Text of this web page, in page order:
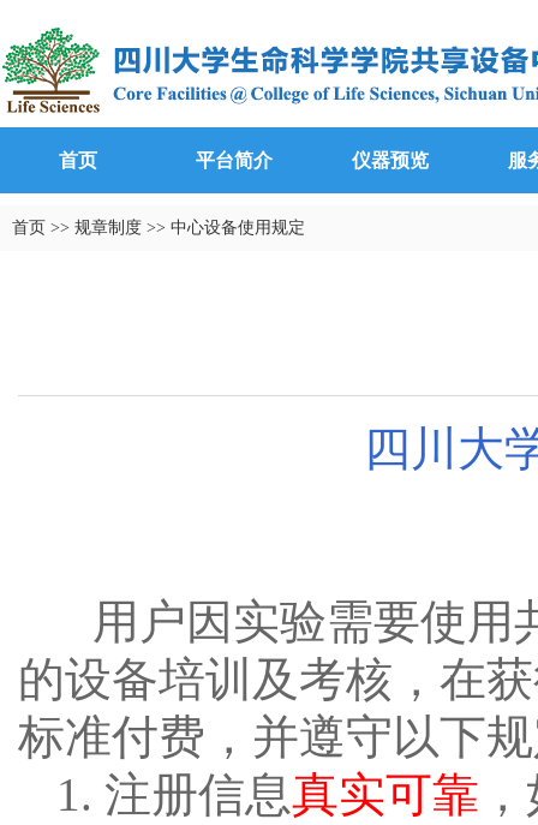
首页 平台简介 仪器预览 服
首页 >> 规章制度 >> 中心设备使用规定
四川大
用户因实验需要使用
的设备培训及考核，在
标准付费，并遵守以下
1. 注册信息真实可靠